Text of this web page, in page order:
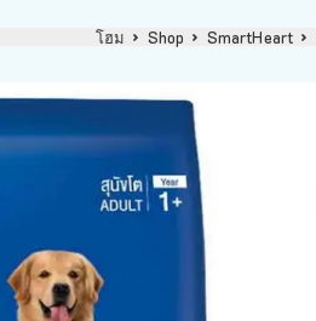
โฮม Shop SmartHeart